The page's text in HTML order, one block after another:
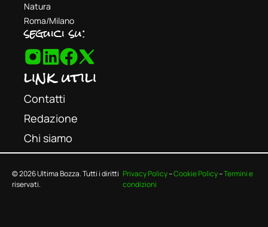
Natura
Roma/Milano
seguici su:
link utili
Contatti
Redazione
Chi siamo
© 2026 Ultima Bozza. Tutti i diritti
riservati.
Privacy Policy–Cookie Policy–Termini e
condizioni